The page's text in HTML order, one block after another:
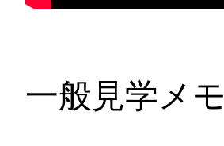
一般見学メモ